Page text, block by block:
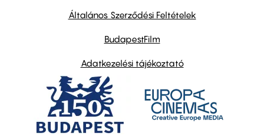
Általános Szerződési Feltételek
BudapestFilm
Adatkezelési tájékoztató